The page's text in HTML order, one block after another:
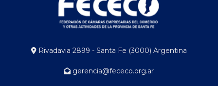
Rivadavia 2899 - Santa Fe (3000) Argentina
gerencia@fececo.org.ar